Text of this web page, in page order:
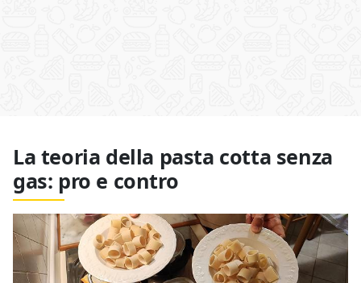
La teoria della pasta cotta senza
gas: pro e contro